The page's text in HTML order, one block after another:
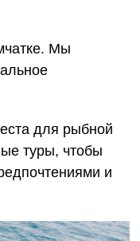
Мы
для рыбной
туры, чтобы
и